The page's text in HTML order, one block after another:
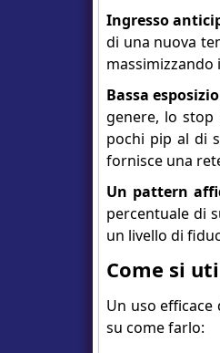
Ingresso
di una nuova
Bassa
genere, lo stop
pochi pip al di
fornisce una
Un pattern
percentuale di
un livello di
Come si
Un uso
su come farlo: